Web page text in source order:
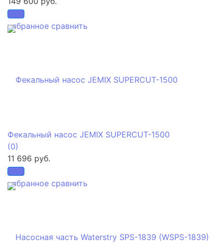
избранное сравнить
избранное сравнить
Фекальный насос JEMIX SUPERCUT-1500
(0)
11 696 руб.